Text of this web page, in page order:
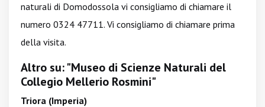
naturali di Domodossola vi consigliamo di chiamare il
numero 0324 47711. Vi consigliamo di chiamare prima
della visita.
Altro su: "Museo di Scienze Naturali del
Collegio Mellerio Rosmini"
Triora (Imperia)